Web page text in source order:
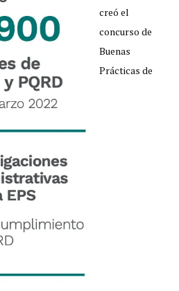
creó el
concurso de
Buenas
Prácticas de